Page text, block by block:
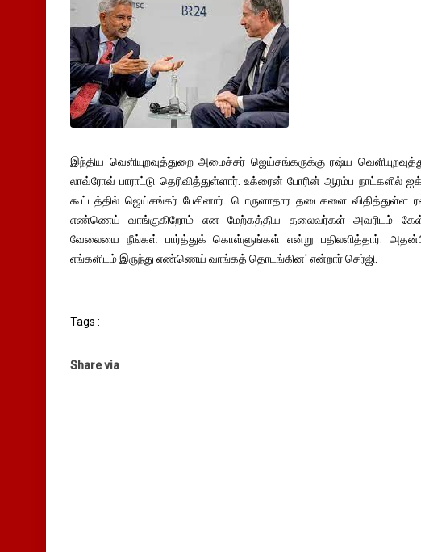
இந்திய வெளியுறவுத்துறை அமைச்சர் ஜெய்சங்கருக்கு ரஷ்ய
லாவ்ரோவ் பாராட்டு தெரிவித்துள்ளார். உக்ரைன் போரின் ஆரம்ப நாட்களில்
கூட்டத்தில் ஜெய்சங்கர் பேசினார். பொருளாதார தடைகளை விதித்துள்ள
எண்ணெய் வாங்குகிறோம் என மேற்கத்திய தலைவர்கள் அவரிடம்
வேலையை நீங்கள் பார்த்துக் கொள்ளுங்கள் என்று பதிலளித்தார்.
எங்களிடம் இருந்து எண்ணெய் வாங்கத் தொடங்கின' என்றார் செர்ஜி.
Tags :
Share via